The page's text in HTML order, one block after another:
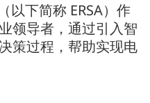
以下简称 ERSA）作
领导者，通过引入智
策过程，帮助实现电